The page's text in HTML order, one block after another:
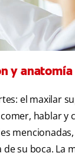
y anatomía
el maxilar
hablar y
su boca. La